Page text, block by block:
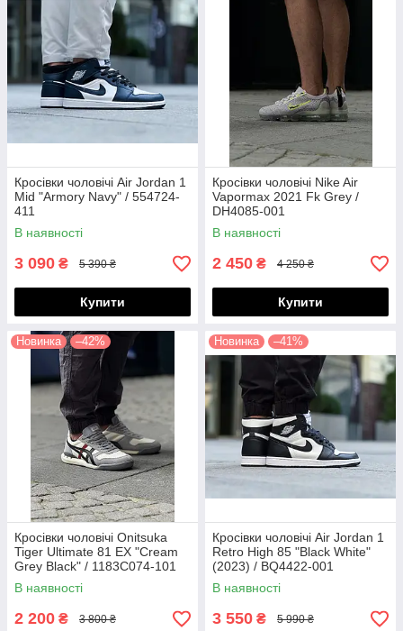
Кросівки чоловічі Air Jordan 1
Mid "Armory Navy" / 554724-
411
В наявності
3 090 ₴ 5 390 ₴
Купити
Кросівки чоловічі Nike Air
Vapormax 2021 Fk Grey /
DH4085-001
В наявності
2 450 ₴ 4 250 ₴
Купити
Новинка –42%
Кросівки чоловічі Onitsuka
Tiger Ultimate 81 EX "Cream
Grey Black" / 1183C074-101
В наявності
2 200 ₴ 3 800 ₴
Новинка –41%
Кросівки чоловічі Air Jordan 1
Retro High 85 "Black White"
(2023) / BQ4422-001
В наявності
3 550 ₴ 5 990 ₴